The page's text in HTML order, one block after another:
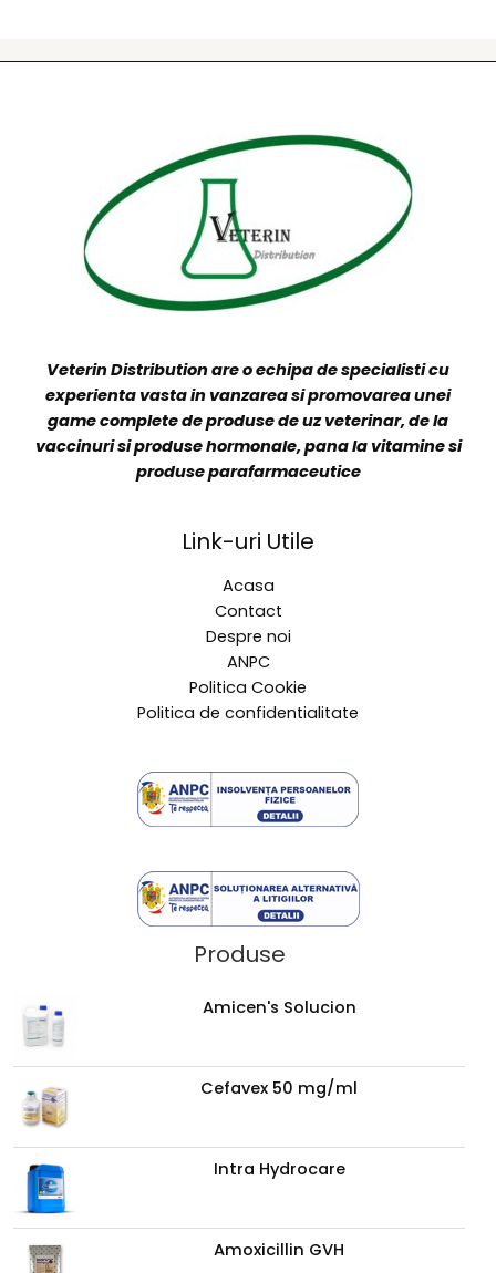
Veterin Distribution are o echipa de specialisti cu
experienta vasta in vanzarea si promovarea unei
game complete de produse de uz veterinar, de la
vaccinuri si produse hormonale, pana la vitamine si
produse parafarmaceutice
Link-uri Utile
Acasa
Contact
Despre noi
ANPC
Politica Cookie
Politica de confidentialitate
Produse
Amicen's Solucion
Cefavex 50 mg/ml
Intra Hydrocare
Amoxicillin GVH